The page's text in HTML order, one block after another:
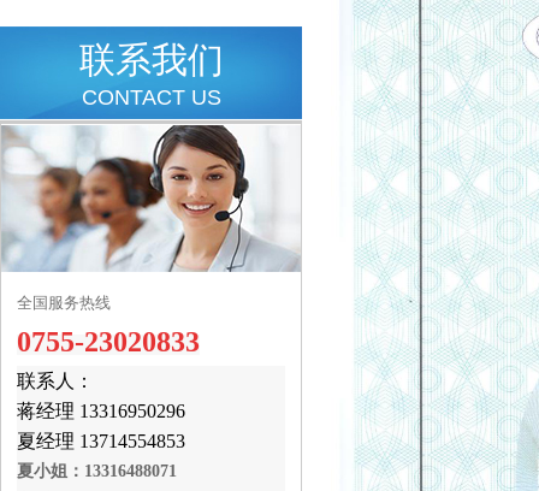
联系我们
CONTACT US
全国服务热线
0755-23020833
联系人：
蒋经理 13316950296
夏经理 13714554853
夏小姐：13316488071